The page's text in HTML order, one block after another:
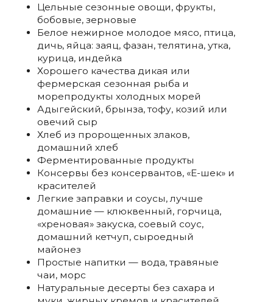
Цельные сезонные овощи, фрукты,
бобовые, зерновые
Белое нежирное молодое мясо, птица,
дичь, яйца: заяц, фазан, телятина, утка,
курица, индейка
Хорошего качества дикая или
фермерская сезонная рыба и
морепродукты холодных морей
Адыгейский, брынза, тофу, козий или
овечий сыр
Хлеб из пророщенных злаков,
домашний хлеб
Ферментированные продукты
Консервы без консервантов, «Е-шек» и
красителей
Легкие заправки и соусы, лучше
домашние — клюквенный, горчица,
«хреновая» закуска, соевый соус,
домашний кетчуп, сыроедный
майонез
Простые напитки — вода, травяные
чаи, морс
Натуральные десерты без сахара и